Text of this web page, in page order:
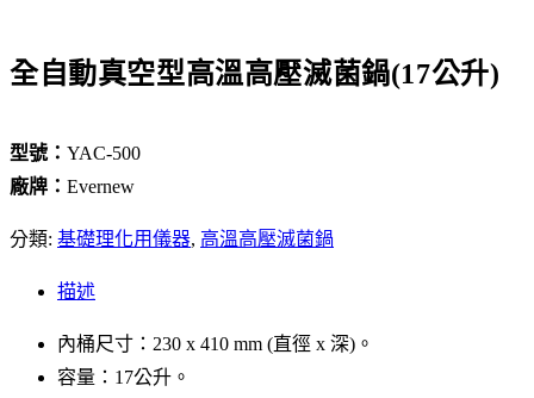
全自動真空型高溫高壓滅菌鍋(17公升)
型號： YAC-500
廠牌： Evernew
分類: 基礎理化用儀器, 高溫高壓滅菌鍋
描述
內桶尺寸：230 x 410 mm (直徑 x 深)。
容量：17公升。